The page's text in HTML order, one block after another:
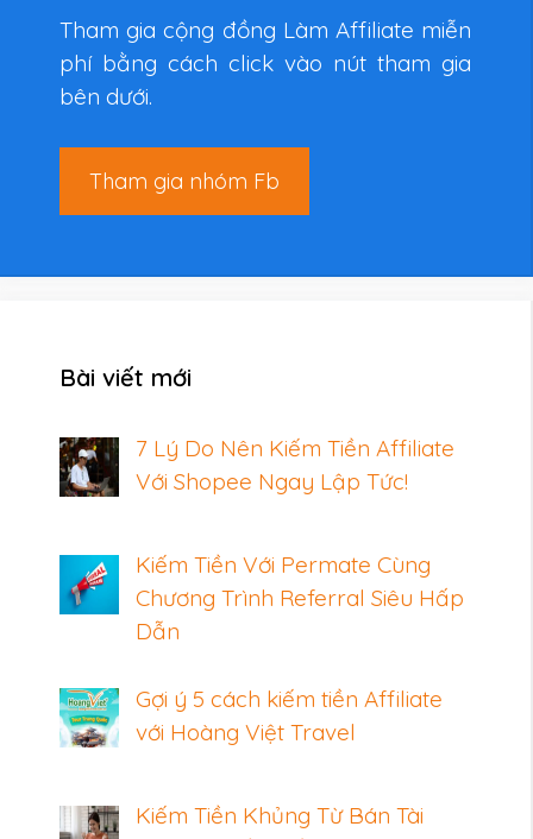
Tham gia cộng đồng Làm Affiliate miễn
phí bằng cách click vào nút tham gia
bên dưới.
Tham gia nhóm Fb
Bài viết mới
7 Lý Do Nên Kiếm Tiền Affiliate
Với Shopee Ngay Lập Tức!
Kiếm Tiền Với Permate Cùng
Chương Trình Referral Siêu Hấp
Dẫn
Gợi ý 5 cách kiếm tiền Affiliate
với Hoàng Việt Travel
Kiếm Tiền Khủng Từ Bán Tài